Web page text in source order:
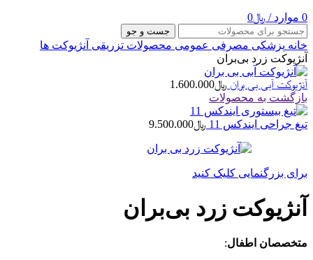
0 موارد / ﷼0
جست و جو
خانه پزشکی مصرفی عمومی محصولات تزریقی آنژیوکت ها
آنژیوکت زرد بی‌بران
آنژیوکت آبی بی بران ﷼1.600.000
بازگشت به محصولات
تیغ جراحی ایندکس 11 ﷼9.500.000
برای بزرگنمایی کلیک کنید
آنژیوکت زرد بی‌بران
متخصصان اطفال: